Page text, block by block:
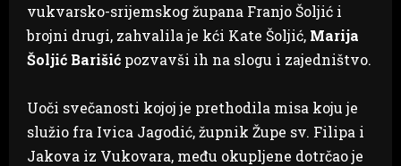
vukvarsko-srijemskog župana Franjo Šoljić i
brojni drugi, zahvalila je kći Kate Šoljić, Marija
Šoljić Barišić pozvavši ih na slogu i zajedništvo.
Uoči svečanosti kojoj je prethodila misa koju je
služio fra Ivica Jagodić, župnik Župe sv. Filipa i
Jakova iz Vukovara, među okupljene dotrčao je